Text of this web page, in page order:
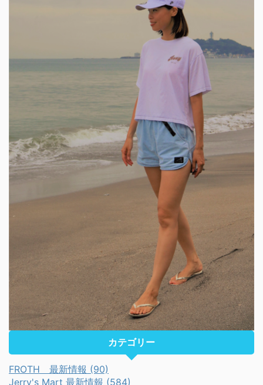
カテゴリー
FROTH 最新情報 (90)
Jerry's Mart 最新情報 (584)